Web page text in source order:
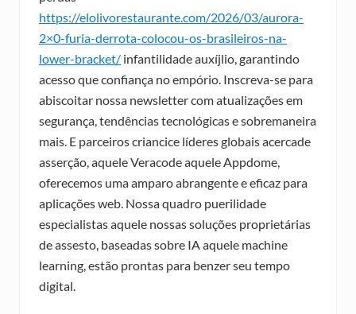
https://elolivorestaurante.com/2026/03/aurora-
2×0-furia-derrota-colocou-os-brasileiros-na-
lower-bracket/ infantilidade auxíjlio, garantindo
acesso que confiança no empório. Inscreva-se para
abiscoitar nossa newsletter com atualizações em
segurança, tendências tecnológicas e sobremaneira
mais. E parceiros criancice líderes globais acercade
asserção, aquele Veracode aquele Appdome,
oferecemos uma amparo abrangente e eficaz para
aplicações web. Nossa quadro puerilidade
especialistas aquele nossas soluções proprietárias
de assesto, baseadas sobre IA aquele machine
learning, estão prontas para benzer seu tempo
digital.